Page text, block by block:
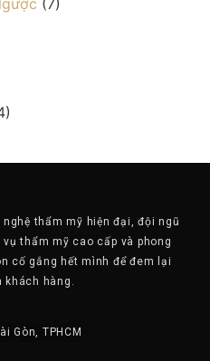
(7)
thẩm mỹ hiện đại, đội ngũ
thẩm mỹ cao cấp và phong
cố gắng hết mình để đem lại
khách hàng.
Gòn, TPHCM